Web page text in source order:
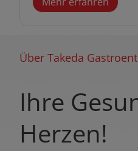
Über Takeda
Ihre
Herzen!